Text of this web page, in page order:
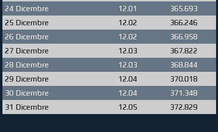
24 Dicembre
12.01
365.693
25 Dicembre
12.02
366.246
26 Dicembre
12.02
366.958
27 Dicembre
12.03
367.822
28 Dicembre
12.03
368.844
29 Dicembre
12.04
370.018
30 Dicembre
12.04
371.348
31 Dicembre
12.05 372.829